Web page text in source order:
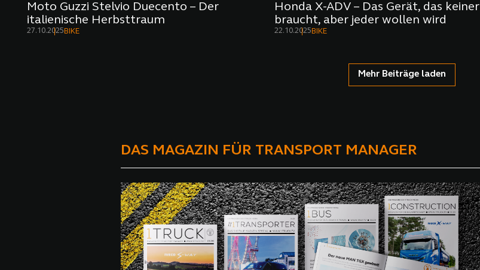
Moto Guzzi Stelvio Duecento – Der
italienische Herbsttraum
27.10.2025 BIKE
Honda X-ADV – Das Gerät, das keiner
braucht, aber jeder wollen wird
22.10.2025BIKE
Mehr Beiträge laden
DAS MAGAZIN FÜR TRANSPORT MANAGER